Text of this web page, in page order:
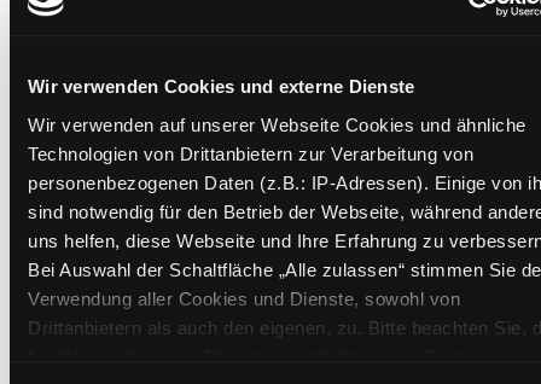
Wir verwenden Cookies und externe Dienste
Wir verwenden auf unserer Webseite Cookies und ähnliche
Technologien von Drittanbietern zur Verarbeitung von
personenbezogenen Daten (z.B.: IP-Adressen). Einige von
sind notwendig für den Betrieb der Webseite, während
uns helfen, diese Webseite und Ihre Erfahrung zu
Bei Auswahl der Schaltfläche „Alle zulassen“ stimmen Sie
Verwendung aller Cookies und Dienste, sowohl von
Drittanbietern als auch den eigenen, zu. Bitte beachten Sie,
Standort 2:
Vorbestellungen:0
Mediengruppe: Kinderbuch
Frist:
Barcode:2508SB03291
Standort 3: